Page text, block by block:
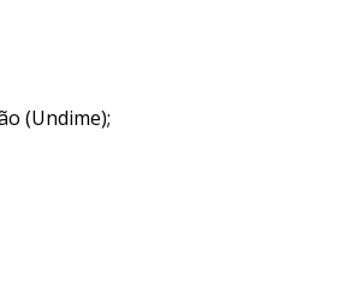
(Undime);